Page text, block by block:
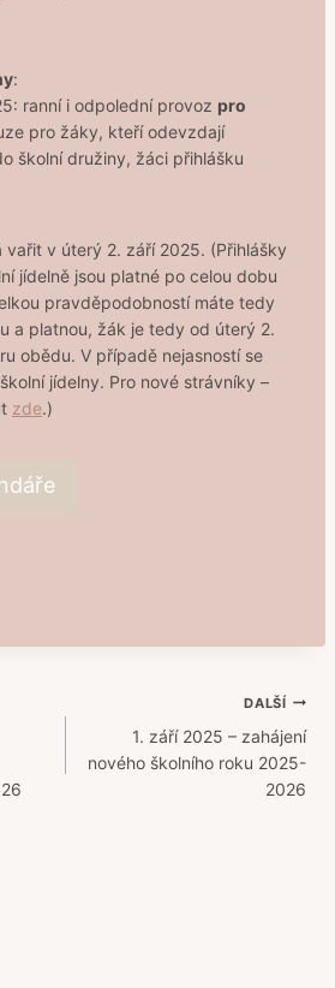
:
ranní i odpolední provoz pro
pro žáky, kteří odevzdají
školní družiny, žáci přihlášku
vařit v úterý 2. září 2025. (Přihlášky
jídelně jsou platné po celou dobu
pravděpodobností máte tedy
a platnou, žák je tedy od úterý 2.
obědu. V případě nejasností se
jídelny. Pro nové strávníky –
zde.)
DALŠÍ
1. září 2025 – zahájení
nového školního roku 2025-
2026